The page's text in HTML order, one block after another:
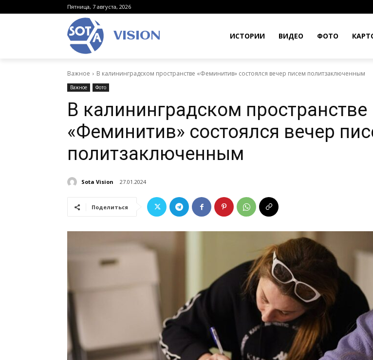
Пятница, 7 августа, 2026
VISION ИСТОРИИ ВИДЕО ФОТО
Важное В калининградском пространстве «Феминитив» состоялся вечер писем политзаключенным
Важное Фото
В калининградском пространстве
«Феминитив» состоялся вечер
политзаключенным
Sota Vision 27.01.2024
Поделиться